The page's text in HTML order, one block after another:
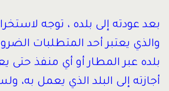
بعد عودته إلى بلده ، توجه
والذي يعتبر أحد المتطلبات
بلده عبر المطار أو أي منفذ حتى
أجازته إلى البلد الذي يعمل